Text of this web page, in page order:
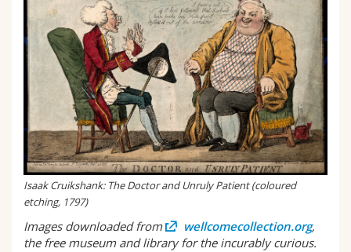
Isaak Cruikshank: The Doctor and Unruly Patient (coloured
etching, 1797)
Images downloaded from wellcomecollection.org,
the free museum and library for the incurably curious.